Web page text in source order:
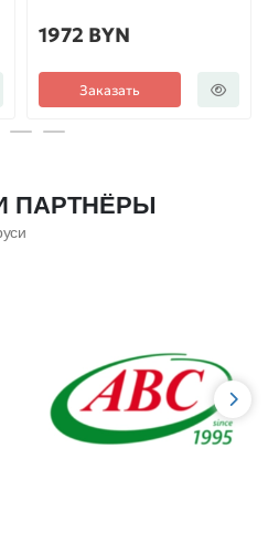
1972 BYN
Заказать
ПАРТНЁРЫ